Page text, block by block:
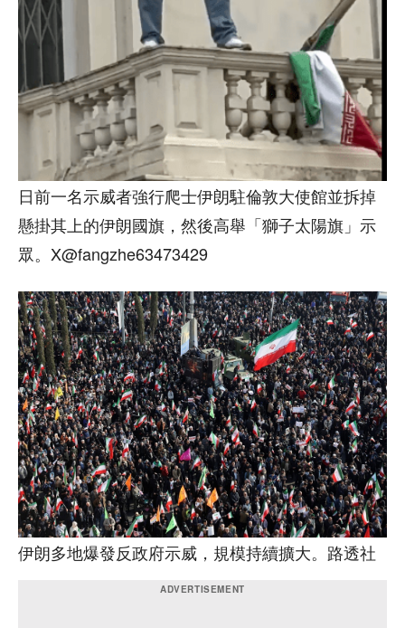
日前一名示威者強行爬士伊朗駐倫敦大使館並拆掉
懸掛其上的伊朗國旗，然後高舉「獅子太陽旗」示
眾。X@fangzhe63473429
伊朗多地爆發反政府示威，規模持續擴大。路透社